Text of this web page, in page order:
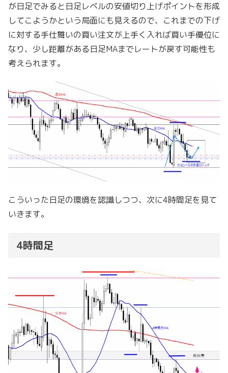
が日足でみると日足レベルの安値切り上げポイントを形成
してこようかという局面にも見えるので、これまでの下げ
に対する手仕舞いの買い注文が上手く入れば買い手優位に
なり、少し距離がある日足MAまでレートが戻す可能性も
考えられます。
こういった日足の環境を認識しつつ、次に4時間足を見て
いきます。
4時間足